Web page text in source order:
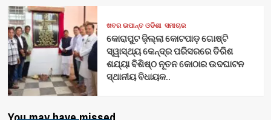
ଖବର ଉପାନ୍ତ ଓଡିଶା ସମାଚାର
କୋରାପୁଟ ଜ଼ିଲ୍ଲା କୋଟପାଡ଼ ଗୋଷ୍ଟି
ସ୍ୱାସ୍ଥ୍ୟ କେନ୍ଦ୍ର ପରିସରରେ ତିରିଶ
ଶଯ୍ୟା ବିଶିଷ୍ଠ ନୂତନ କୋଠାର ଉଦଘାଟନ
ସ୍ଥାନୀୟ ବିଧାୟକ..